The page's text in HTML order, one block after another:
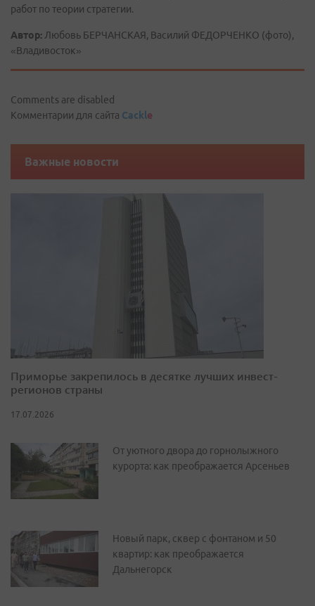
работ по теории стратегии.
Автор: Любовь БЕРЧАНСКАЯ, Василий ФЕДОРЧЕНКО (фото),
«Владивосток»
Comments are disabled
Комментарии для сайта Cackle
Важные новости
Приморье закрепилось в десятке лучших инвест-
регионов страны
17.07.2026
От уютного двора до горнолыжного
курорта: как преображается Арсеньев
Новый парк, сквер с фонтаном и 50
квартир: как преображается
Дальнегорск